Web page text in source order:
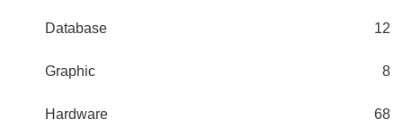
Database 12
Graphic 8
Hardware 68